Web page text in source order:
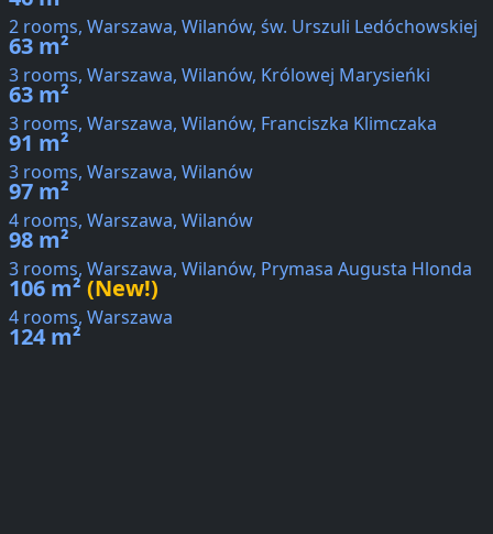
2 rooms, Warszawa, Wilanów, św. Urszuli Ledóchowskiej
63 m²
3 rooms, Warszawa, Wilanów, Królowej Marysieńki
63 m²
3 rooms, Warszawa, Wilanów, Franciszka Klimczaka
91 m²
3 rooms, Warszawa, Wilanów
97 m²
4 rooms, Warszawa, Wilanów
98 m²
3 rooms, Warszawa, Wilanów, Prymasa Augusta Hlonda
106 m² (New!)
4 rooms, Warszawa
124 m²